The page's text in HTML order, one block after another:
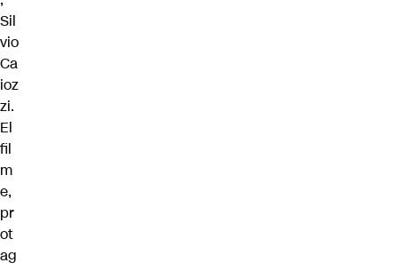
Sil
vio
Ca
ioz
zi.
El
fil
m
e,
pr
ot
ag